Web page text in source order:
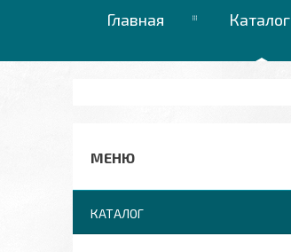
Главная Каталог
КАТАЛОГ